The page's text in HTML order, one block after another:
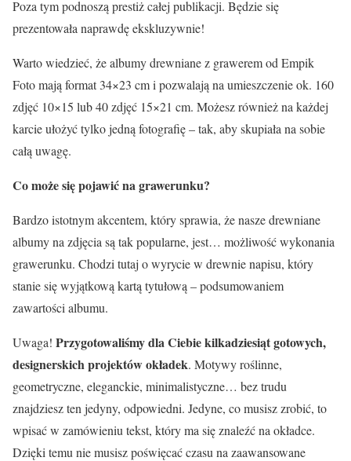
Poza tym podnoszą prestiż całej publikacji. Będzie się
prezentowała naprawdę ekskluzywnie!
Warto wiedzieć, że albumy drewniane z grawerem od Empik
Foto mają format 34×23 cm i pozwalają na umieszczenie ok. 160
zdjęć 10×15 lub 40 zdjęć 15×21 cm. Możesz również na każdej
karcie ułożyć tylko jedną fotografię – tak, aby skupiała na sobie
całą uwagę.
Co może się pojawić na grawerunku?
Bardzo istotnym akcentem, który sprawia, że nasze drewniane
albumy na zdjęcia są tak popularne, jest… możliwość wykonania
grawerunku. Chodzi tutaj o wyrycie w drewnie napisu, który
stanie się wyjątkową kartą tytułową – podsumowaniem
zawartości albumu.
Uwaga! Przygotowaliśmy dla Ciebie kilkadziesiąt gotowych,
designerskich projektów okładek. Motywy roślinne,
geometryczne, eleganckie, minimalistyczne… bez trudu
znajdziesz ten jedyny, odpowiedni. Jedyne, co musisz zrobić, to
wpisać w zamówieniu tekst, który ma się znaleźć na okładce.
Dzięki temu nie musisz poświęcać czasu na zaawansowane